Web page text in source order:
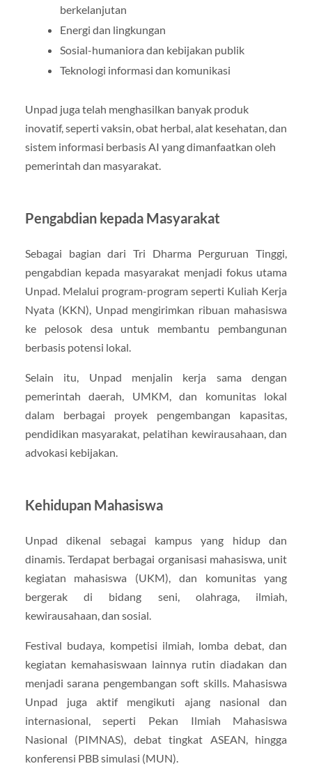
berkelanjutan
Energi dan lingkungan
Sosial-humaniora dan kebijakan publik
Teknologi informasi dan komunikasi
Unpad juga telah menghasilkan banyak produk
inovatif, seperti vaksin, obat herbal, alat kesehatan, dan
sistem informasi berbasis AI yang dimanfaatkan oleh
pemerintah dan masyarakat.
Pengabdian kepada Masyarakat
Sebagai bagian dari Tri Dharma Perguruan Tinggi,
pengabdian kepada masyarakat menjadi fokus utama
Unpad. Melalui program-program seperti Kuliah Kerja
Nyata (KKN), Unpad mengirimkan ribuan mahasiswa
ke pelosok desa untuk membantu pembangunan
berbasis potensi lokal.
Selain itu, Unpad menjalin kerja sama dengan
pemerintah daerah, UMKM, dan komunitas lokal
dalam berbagai proyek pengembangan kapasitas,
pendidikan masyarakat, pelatihan kewirausahaan, dan
advokasi kebijakan.
Kehidupan Mahasiswa
Unpad dikenal sebagai kampus yang hidup dan
dinamis. Terdapat berbagai organisasi mahasiswa, unit
kegiatan mahasiswa (UKM), dan komunitas yang
bergerak di bidang seni, olahraga, ilmiah,
kewirausahaan, dan sosial.
Festival budaya, kompetisi ilmiah, lomba debat, dan
kegiatan kemahasiswaan lainnya rutin diadakan dan
menjadi sarana pengembangan soft skills. Mahasiswa
Unpad juga aktif mengikuti ajang nasional dan
internasional, seperti Pekan Ilmiah Mahasiswa
Nasional (PIMNAS), debat tingkat ASEAN, hingga
konferensi PBB simulasi (MUN).